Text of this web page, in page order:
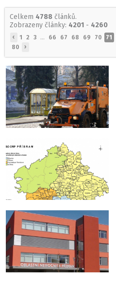
Celkem 4788 článků.
Zobrazeny články: 4201 - 4260
‹ 1 2 3 ... 66 67 68 69 70 71
80
›